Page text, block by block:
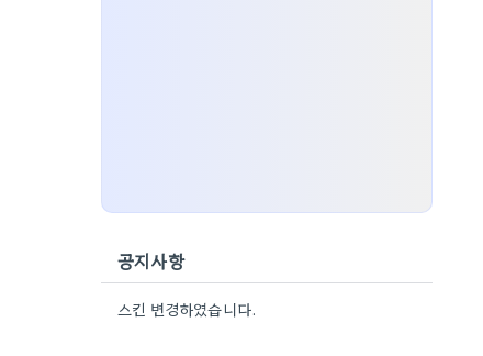
공지사항
스킨 변경하였습니다.